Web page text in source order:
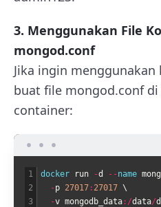
3. Menggunakan File
mongod.conf
Jika ingin
buat file mongod.confdi
container:
1
2
3
docker run -d --name
-p 27017: 27017 \
-v mongodb_data: /data/